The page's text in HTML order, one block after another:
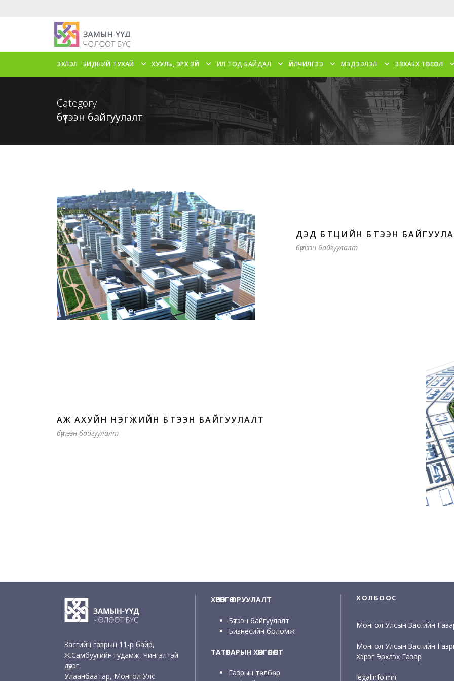
ЭХЛЭЛ БИДНИЙ ТУХАЙ ХУУЛЬ, ЭРХ ЗҮЙ ИЛ ТОД БАЙДАЛ ҮЙЛЧИЛГЭЭ МЭДЭЭЛЭЛ ЭЗХАБХ ТӨСӨЛ
Category
бүтээн байгуулалт
ДЭД БҮТЦИЙН БҮТЭЭН
бүтээн байгуулалт
АЖ АХУЙН НЭГЖИЙН БҮТЭЭН БАЙГУУЛАЛТ
бүтээн байгуулалт
Засгийн газрын 11-р байр,
Ж.Самбуугийн гудамж, Чингэлтэй
дүүрэг,
Улаанбаатар, Монгол Улс
ХӨРӨНГӨ ОРУУЛАЛТ
Бүтээн байгуулалт
Бизнесийн боломж
ТАТВАРЫН ХӨНГӨЛӨЛТ
Газрын төлбөр
ХОЛБООС
Монгол Улсын Засгийн
Монгол Улсын Засгийн
Хэрэг Эрхлэх Газар
legalinfo.mn